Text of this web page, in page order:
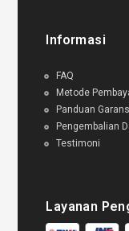
Informasi
FAQ
Metode
Panduan
Pengembalian
Testimoni
Layanan